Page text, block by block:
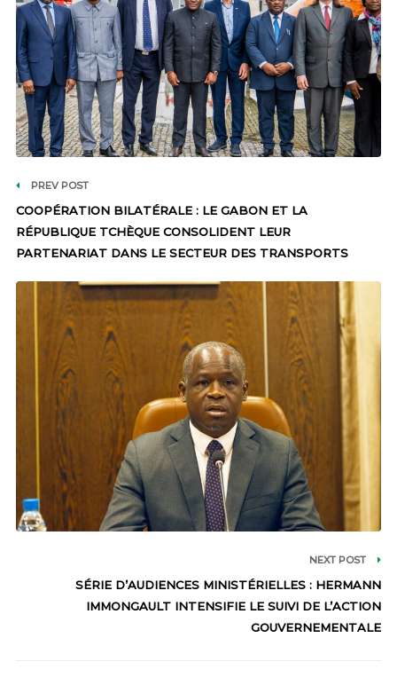
PREV POST
COOPÉRATION BILATÉRALE : LE GABON ET LA
RÉPUBLIQUE TCHÈQUE CONSOLIDENT LEUR
PARTENARIAT DANS LE SECTEUR DES TRANSPORTS
NEXT POST
SÉRIE D’AUDIENCES MINISTÉRIELLES : HERMANN
IMMONGAULT INTENSIFIE LE SUIVI DE L’ACTION
GOUVERNEMENTALE